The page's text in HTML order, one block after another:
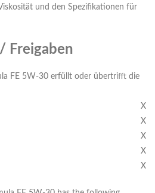
und den Spezifikationen für
Freigaben
FE 5W-30 erfüllt oder übertrifft die
X
X
X
X
X